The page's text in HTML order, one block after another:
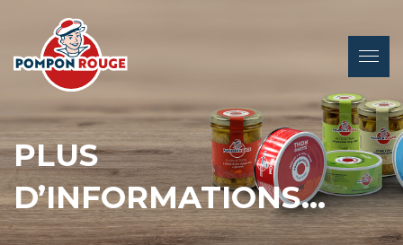
PLUS
D’INFORMATIONS…